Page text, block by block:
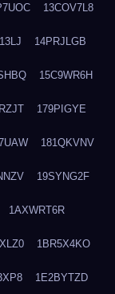
13COV7L8
14PRJLGB
15C9WR6H
179PIGYE
181QKVNV
19SYNG2F
1AXWRT6R
1BR5X4KO
1E2BYTZD